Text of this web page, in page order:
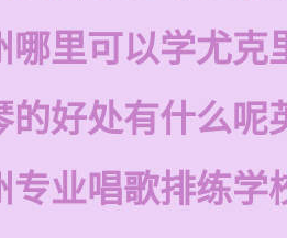
哪里可以学尤克
的好处有什么呢
专业唱歌排练学